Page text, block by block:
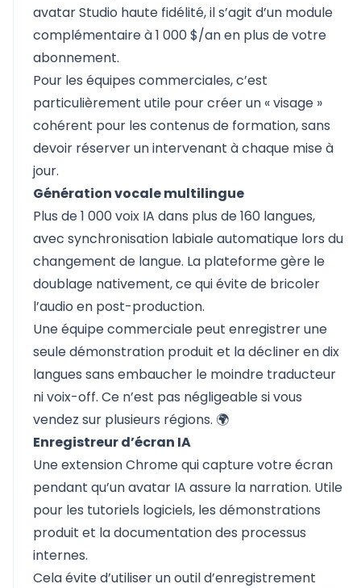
avatar Studio haute fidélité, il s’agit d’un module
complémentaire à 1 000 $/an en plus de votre
abonnement.
Pour les équipes commerciales, c’est
particulièrement utile pour créer un « visage »
cohérent pour les contenus de formation, sans
devoir réserver un intervenant à chaque mise à
jour.
Génération vocale multilingue
Plus de 1 000 voix IA dans plus de 160 langues,
avec synchronisation labiale automatique lors du
changement de langue. La plateforme gère le
doublage nativement, ce qui évite de bricoler
l’audio en post-production.
Une équipe commerciale peut enregistrer une
seule démonstration produit et la décliner en dix
langues sans embaucher le moindre traducteur
ni voix-off. Ce n’est pas négligeable si vous
vendez sur plusieurs régions. 🌍
Enregistreur d’écran IA
Une extension Chrome qui capture votre écran
pendant qu’un avatar IA assure la narration. Utile
pour les tutoriels logiciels, les démonstrations
produit et la documentation des processus
internes.
Cela évite d’utiliser un outil d’enregistrement